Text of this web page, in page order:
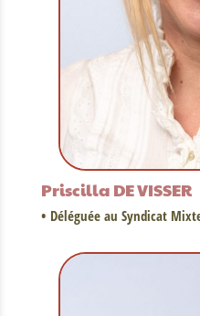
Priscilla DE VISSER
• Déléguée au Syndicat